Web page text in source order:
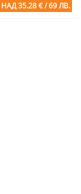
НАД 35.28 € / 69 ЛВ.